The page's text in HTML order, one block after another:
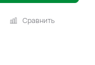
Сравнить